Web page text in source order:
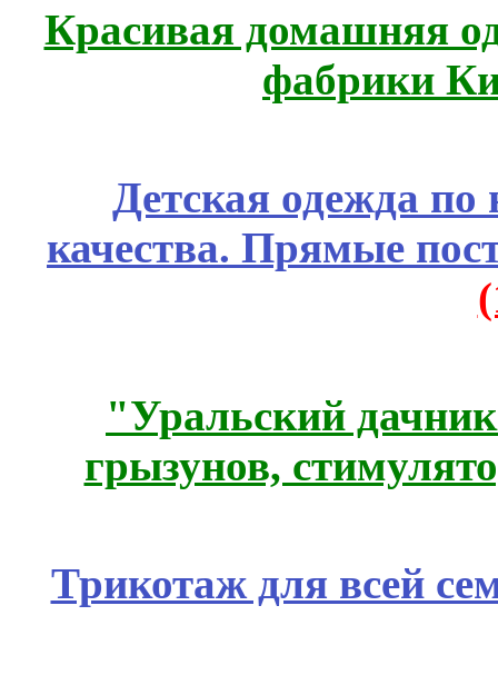
Красивая домашняя
фабрики
Детская одежда
качества. Прямые
"Уральский
грызунов,
Трикотаж для всей